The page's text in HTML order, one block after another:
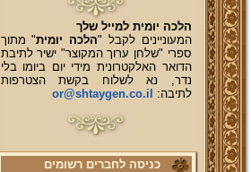
הלכה יומית למייל שלך
המעוניינים לקבל "הלכה יומית" מתוך
ספרי "שלחן ערוך המקוצר" ישיר לתיבת
הדואר האלקטרונית מידי יום ביומו בלי
נדר, נא לשלוח בקשת הצטרפות
לתיבה:
or@shtaygen.co.il
כניסה לחברים רשומים